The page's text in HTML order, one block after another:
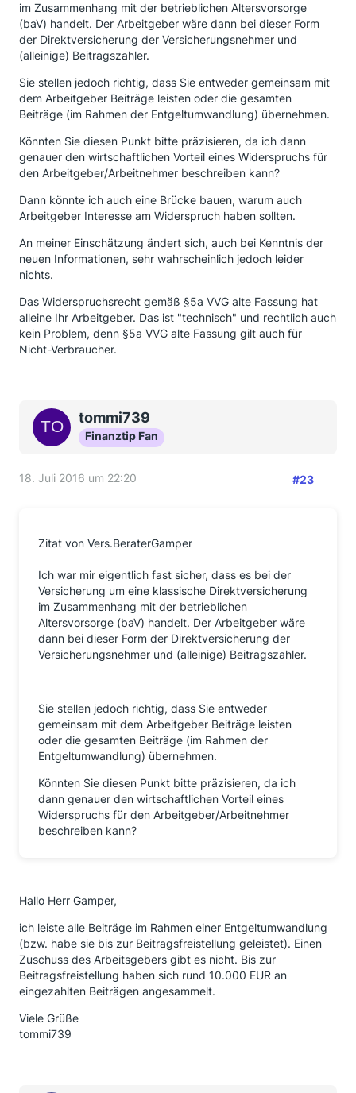
im Zusammenhang mit der betrieblichen Altersvorsorge
(baV) handelt. Der Arbeitgeber wäre dann bei dieser Form
der Direktversicherung der Versicherungsnehmer und
(alleinige) Beitragszahler.
Sie stellen jedoch richtig, dass Sie entweder gemeinsam mit
dem Arbeitgeber Beiträge leisten oder die gesamten
Beiträge (im Rahmen der Entgeltumwandlung) übernehmen.
Könnten Sie diesen Punkt bitte präzisieren, da ich dann
genauer den wirtschaftlichen Vorteil eines Widerspruchs für
den Arbeitgeber/Arbeitnehmer beschreiben kann?
Dann könnte ich auch eine Brücke bauen, warum auch
Arbeitgeber Interesse am Widerspruch haben sollten.
An meiner Einschätzung ändert sich, auch bei Kenntnis der
neuen Informationen, sehr wahrscheinlich jedoch leider
nichts.
Das Widerspruchsrecht gemäß §5a VVG alte Fassung hat
alleine Ihr Arbeitgeber. Das ist "technisch" und rechtlich auch
kein Problem, denn §5a VVG alte Fassung gilt auch für
Nicht-Verbraucher.
tommi739
Finanztip Fan
18. Juli 2016 um 22:20 #23
Zitat von Vers.BeraterGamper
Ich war mir eigentlich fast sicher, dass es bei der
Versicherung um eine klassische Direktversicherung
im Zusammenhang mit der betrieblichen
Altersvorsorge (baV) handelt. Der Arbeitgeber wäre
dann bei dieser Form der Direktversicherung der
Versicherungsnehmer und (alleinige) Beitragszahler.
Sie stellen jedoch richtig, dass Sie entweder
gemeinsam mit dem Arbeitgeber Beiträge leisten
oder die gesamten Beiträge (im Rahmen der
Entgeltumwandlung) übernehmen.
Könnten Sie diesen Punkt bitte präzisieren, da ich
dann genauer den wirtschaftlichen Vorteil eines
Widerspruchs für den Arbeitgeber/Arbeitnehmer
beschreiben kann?
Hallo Herr Gamper,
ich leiste alle Beiträge im Rahmen einer Entgeltumwandlung
(bzw. habe sie bis zur Beitragsfreistellung geleistet). Einen
Zuschuss des Arbeitsgebers gibt es nicht. Bis zur
Beitragsfreistellung haben sich rund 10.000 EUR an
eingezahlten Beiträgen angesammelt.
Viele Grüße
tommi739